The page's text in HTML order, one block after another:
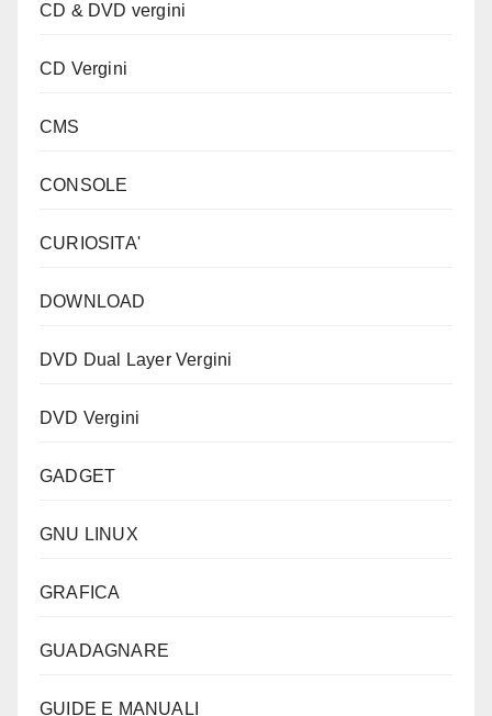
CD & DVD vergini
CD Vergini
CMS
CONSOLE
CURIOSITA'
DOWNLOAD
DVD Dual Layer Vergini
DVD Vergini
GADGET
GNU LINUX
GRAFICA
GUADAGNARE
GUIDE E MANUALI